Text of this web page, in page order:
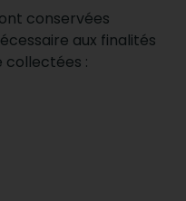
conservées
aux finalités
collectées :